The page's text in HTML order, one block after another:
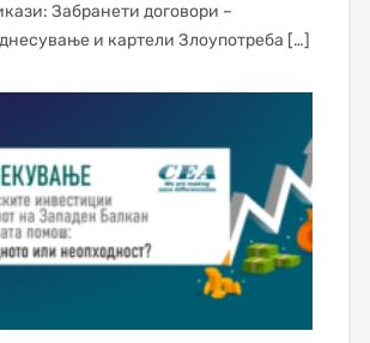
Забранети договори –
и картели Злоупотреба […]